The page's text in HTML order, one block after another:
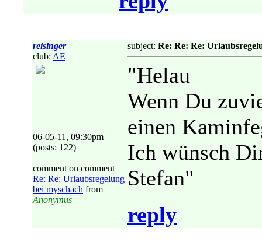
reisinger
club: AE
06-05-11, 09:30pm
(posts: 122)
comment on comment
Re: Re: Urlaubsregelung
bei myschach from
Anonymus
subject: Re: Re: Re:
"Helau
Wenn Du
einen
Ich wünsch
Stefan"
reply